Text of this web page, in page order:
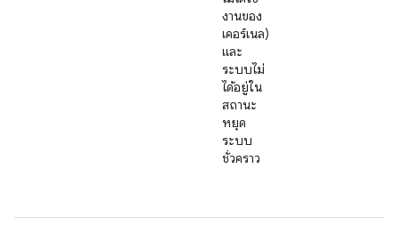
งานของ
เคอร์เนล)
และ
ระบบไม่
ได้อยู่ใน
สถานะ
หยุด
ระบบ
ชั่วคราว